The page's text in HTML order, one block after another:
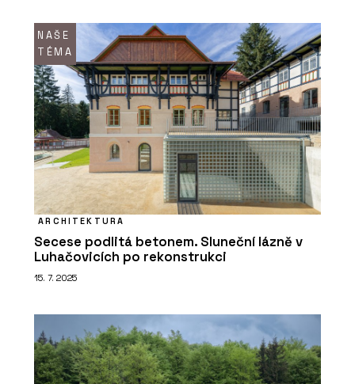
NAŠE
TÉMA
ARCHITEKTURA
Secese podlitá betonem. Sluneční lázně v
Luhačovicích po rekonstrukci
15. 7. 2025